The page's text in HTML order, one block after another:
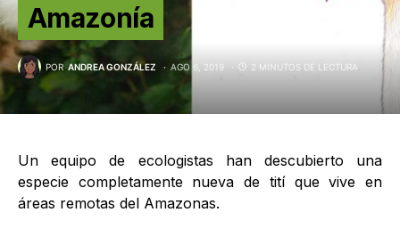
Amazonía
POR ANDREA GONZÁLEZ AGO 6, 2019 2 MINUTOS DE LECTURA
Un equipo de ecologistas han descubierto una
especie completamente nueva de tití que vive en
áreas remotas del Amazonas.